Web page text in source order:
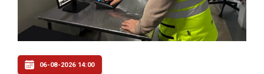
06-08-2026 14:00